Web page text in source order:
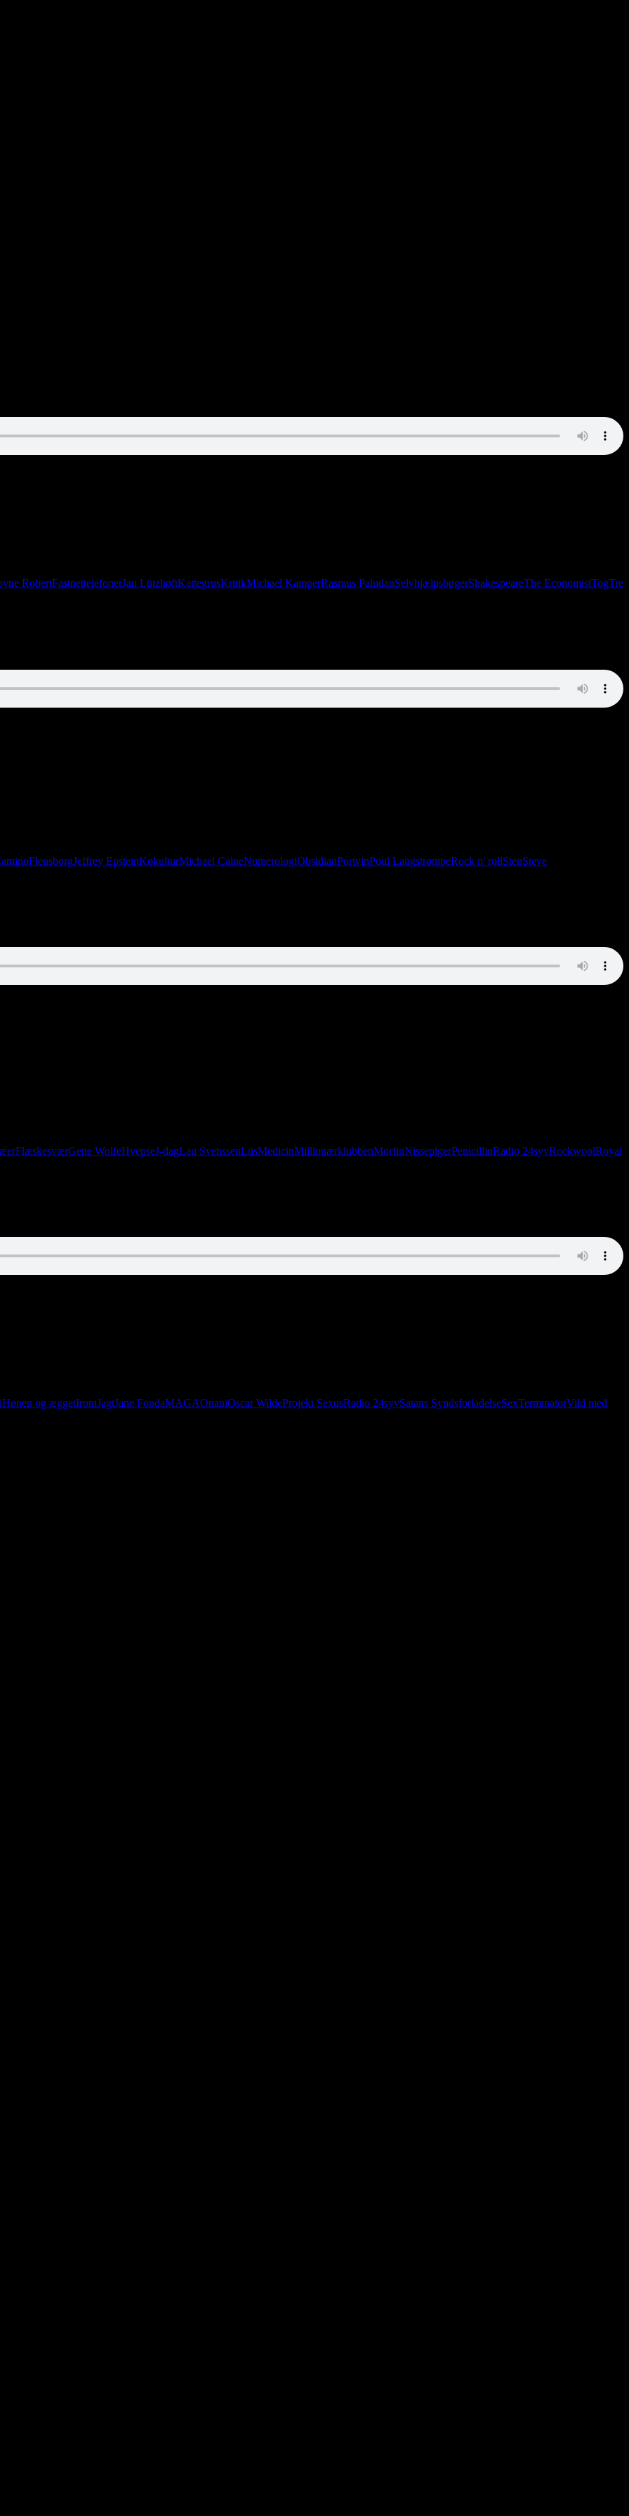
RobertFastnettelefonerJan LützhøftKattegrusKritikMichael KamperRasmus PaludanSelvhjælpsbøgerShakespeareThe EconomistTogTre
FlensborgJeffrey EpsteinKøkulturMichael CaineNumerologiObsidianPortvinPoul LangstrømpeRock n' rollStenSteve
FlæskesværGene WolfeHvepseJ-dagLau SvenssenLusMedicinMillionærklubbenMorfinNissepigerPenicillinRadio 24syvRockwoolRoyal
Hønen og æggetIroniJagtJane FondaMAGAOnaniOscar WildeProjekt SexusRadio 24syvSatans SyndsforladelseSexTerminatorVild med